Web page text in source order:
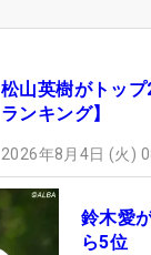
松山英樹がトッ
ランキング】
2026年8月4日 (火)
鈴木愛
ら5位